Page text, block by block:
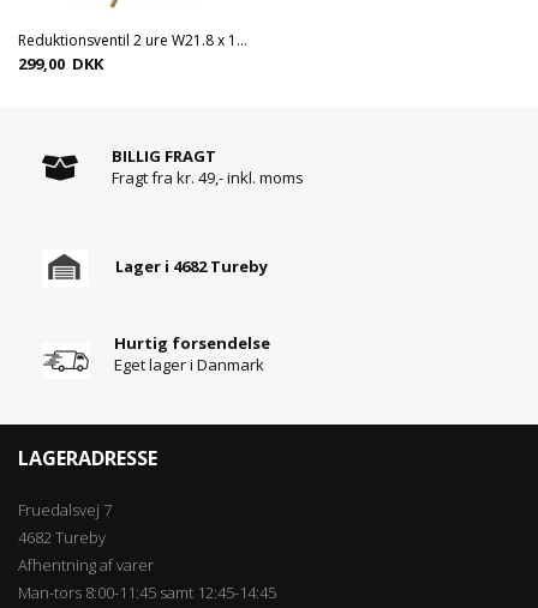
Reduktionsventil 2 ure W21.8 x 1/14
299,00 DKK
BILLIG FRAGT
Fragt fra kr. 49,- inkl. moms
Lager i 4682 Tureby
Hurtig forsendelse
Eget lager i Danmark
LAGERADRESSE
Fruedalsvej 7
4682 Tureby
Afhentning af varer
Man-tors 8:00-11:45 samt 12:45-14:45